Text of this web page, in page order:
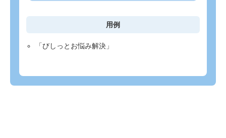
用例
「びしっとお悩み解決」